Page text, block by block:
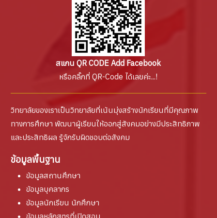
สแกน QR CODE Add Facebook
หรือคลิ๊กที่ QR-Code ได้เลยค่ะ...!
วิทยาลัยของเราเป็นวิทยาลัยที่เน้นมุ่งสร้างนักเรียนที่มีคุณภาพ
ทางการศึกษา พัฒนาผู้เรียนให้ออกสู่สังคมอย่างมีประสิทธิภาพ
และประสิทธิผล รู้จักรับผิดชอบต่อสังคม
ข้อมูลพื้นฐาน
ข้อมูลสถานศึกษา
ข้อมูลบุคลากร
ข้อมูลนักเรียน นักศึกษา